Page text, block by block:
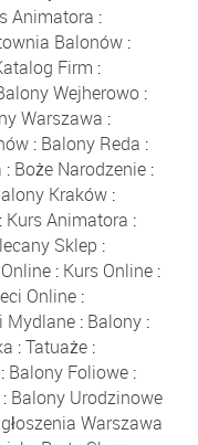
Animatora :
Balonów :
Firm :
Wejherowo:
Warszawa :
: Balony Reda :
: Boże Narodzenie:
Kraków :
: Kurs Animatora :
Sklep :
: Kurs Online:
Online :
Mydlane : Balony :
:Tatuaże:
: Balony Foliowe :
: Balony Urodzinowe
Warszawa